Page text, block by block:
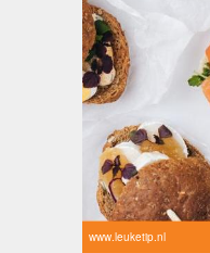
www.leuketip.nl